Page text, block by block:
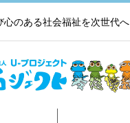
心のある社会福祉を次世代へ